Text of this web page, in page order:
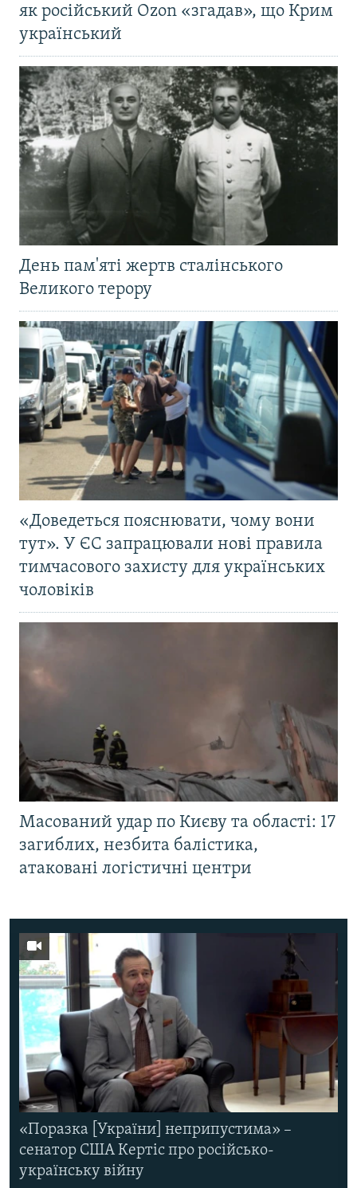
як російський Ozon «згадав», що Крим
український
День пам'яті жертв сталінського
Великого терору
«Доведеться пояснювати, чому вони
тут». У ЄС запрацювали нові правила
тимчасового захисту для українських
чоловіків
Масований удар по Києву та області: 17
загиблих, незбита балістика,
атаковані логістичні центри
«Поразка [України] неприпустима» –
сенатор США Кертіс про російсько-
українську війну